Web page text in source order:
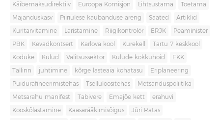
Käibemaksudirektiiv Euroopa Komisjon Lihtsustama Toetama
Majanduskasv Piiriülese kaubanduse areng Saated Artiklid
Kuritarvitamine Laristamine Riigikontrolör ERJK Peaminister
PBK Kevadkontsert Karlova kool Kurekell Tartu 7 keskkool
Koduke Kulud Valitsussektor Kulude kokkuhoid EKK
Tallinn juhtimine kõrge lasteaia kohatasu Eriplaneering
Puidurafineerimistehas Tselluloositehas Metsanduspoliitika
Metsarahu manifest Tabivere Emajõe kett erahuvi
Kooskõlastamine Kaasarääkimisõigus Jüri Ratas